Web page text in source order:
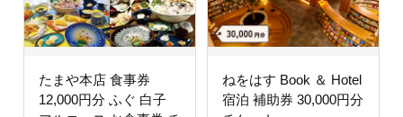
たまや本店 食事券
12,000円分 ふぐ 白子
ねをはす Book ＆ Hotel
宿泊 補助券 30,000円分